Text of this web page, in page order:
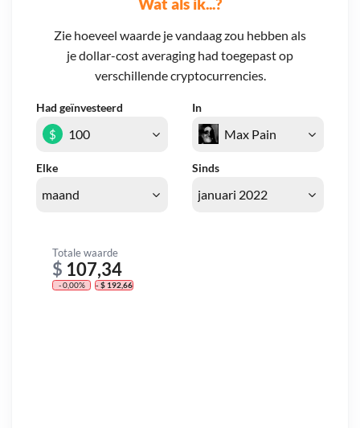
Zie hoeveel waarde je vandaag zou hebben als
je dollar-cost averaging had toegepast op
verschillende cryptocurrencies.
Had geïnvesteerd In
Elke Sinds
$
Totale waarde
$ 107,34
- 0,00% - $ 192,66